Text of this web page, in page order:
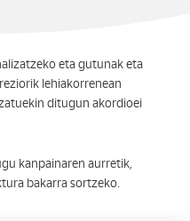
eta gutunak eta
lehiakorrenean
ditugun akordioei
kanpainaren aurretik,
bakarra sortzeko.